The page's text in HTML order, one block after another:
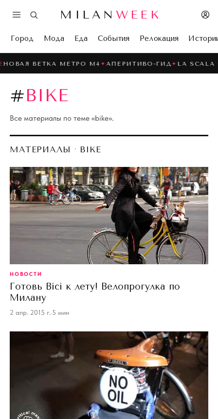
MILAN WEEK
Город Мода Еда События Релокация
ВЕТКА МЕТРО M4✦АПЕРИТИВО-ГИД✦LA SCALA
#BIKE
Все материалы по теме «bike».
МАТЕРИАЛЫ · BIKE
НОВОСТИ
Готовь Bici к лету! Велопрогулка по
Милану
2 апр. 2015 г.·5 мин